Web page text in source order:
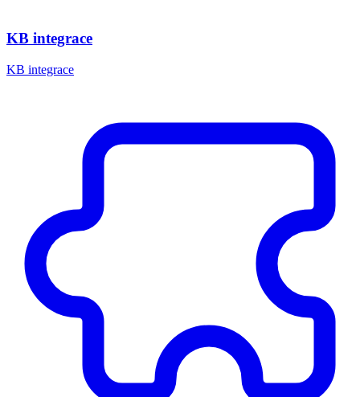
KB integrace
KB integrace